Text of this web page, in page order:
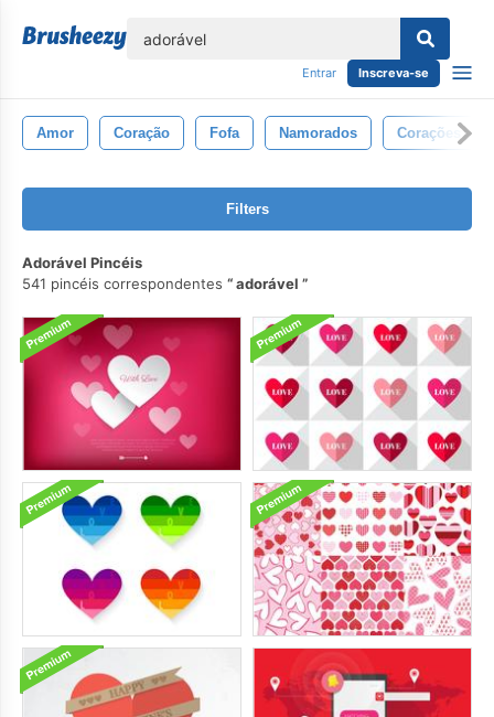
Entrar Inscreva-se
Amor Coração Fofa Namorados Corações
Filters
Adorável Pincéis
541 pincéis correspondentes
adorável